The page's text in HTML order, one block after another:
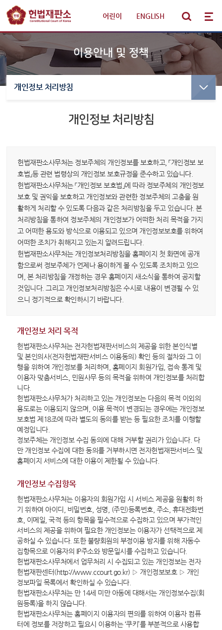
어린이 ENGLISH
선고·변론사건
만화로 보는 결정
변론사건
변론일정
변론목록
변론동영상
방청신청
예약하기
확인/취소
참여·소통
알림·소식
헌법재판소 소개
이용안내 및 정책
개인정보 처리방침
개인정보 처리방침
헌법재판소사무처는 정보주체의 개인정보를 보호하고, 「개인정보 보
호법」등 관련 법령상의 개인정보 보호규정을 준수하고 있습니다.
헌법재판소사무처는 「개인정보 보호법」에 따라 정보주체의 개인정보
보호 및 권익을 보호하고 개인정보와 관련한 정보주체의 고충을 원
활하게 처리할 수 있도록 다음과 같은 처리방침을 두고 있습니다. 본
처리방침을 통하여 정보주체의 개인정보가 어떠한 처리 목적을 가지
고 어떠한 용도와 방식으로 이용되고 있으며 개인정보보호를 위하여
어떠한 조치가 취해지고 있는지 알려드립니다.
헌법재판소사무처는 개인정보처리방침을 홈페이지 첫 화면에 공개
함으로써 정보주체가 언제나 용이하게 볼 수 있도록 조치하고 있으
며, 본 처리방침을 개정하는 경우 홈페이지 새소식을 통하여 공지할
것입니다. 그리고 개인정보처리방침은 수시로 내용이 변경될 수 있
으니 정기적으로 확인하시기 바랍니다.
개인정보 처리 목적
헌법재판소사무처는 전자헌법재판서비스의 제공을 위한 본인식별
및 본인의사(전자헌법재판서비스 이용동의) 확인 등의 절차와 그 이
행을 위하여 개인정보를 처리하며, 홈페이지 회원가입, 접속 통계 및
이용자 맞춤서비스, 민원사무 등의 목적을 위하여 개인정보를 처리합
니다.
헌법재판소사무처가 처리하고 있는 개인정보는 다음의 목적 이외의
용도로는 이용되지 않으며, 이용 목적이 변경되는 경우에는 개인정보
보호법 제18조에 따라 별도의 동의를 받는 등 필요한 조치를 이행할
예정입니다.
정보주체는 개인정보 수집 동의에 대해 거부할 권리가 있습니다. 다
만 개인정보 수집에 대한 동의를 거부하시면 전자헌법재판서비스 및
홈페이지 서비스에 대한 이용이 제한될 수 있습니다.
개인정보 수집항목
헌법재판소사무처는 이용자의 회원가입 시 서비스 제공을 원활히 하
기 위하여 아이디, 비밀번호, 성명, (주민)등록번호, 주소, 휴대전화번
호, 이메일, 국적 등의 항목을 필수적으로 수집하고 있으며 부가적인
서비스의 제공을 위하여 필요한 개인정보는 이용자가 선택적으로 제
공하실 수 있습니다. 또한 불량회원의 부정이용 방지를 위해 자동수
집항목으로 이용자의 IP주소와 방문일시를 수집하고 있습니다.
헌법재판소사무처에서 업무처리 시 수집되고 있는 개인정보는 전자
헌법재판센터(http://www.ccourt.go.kr) ▷ 개인정보보호 ▷ 개인
정보파일 목록에서 확인하실 수 있습니다.
헌법재판소사무처는 만 14세 미만 아동에 대해서는 개인정보수집(회
원등록)을 하지 않습니다.
헌법재판소사무처는 홈페이지 이용자의 편의를 위하여 이용자 컴퓨
터에 정보를 저장하고 필요시 이용하는 ‘쿠키’를 부분적으로 사용합